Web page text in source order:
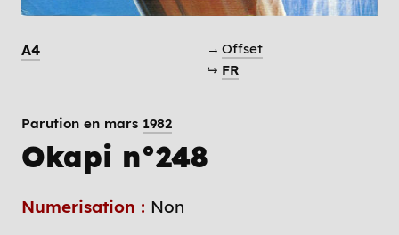
A4 → Offset
↪ FR
Parution en mars 1982
Okapi n°248
Numerisation : Non